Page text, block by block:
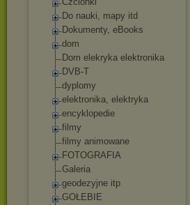
Do nauki, mapy itd
Dokumenty, eBooks
dom
Dom elekryka elektronika
DVB-T
dyplomy
elektronika, elektryka
encyklopedie
filmy
filmy animowane
FOTOGRAFIA
Galeria
geodezyjne itp
GOŁEBIE